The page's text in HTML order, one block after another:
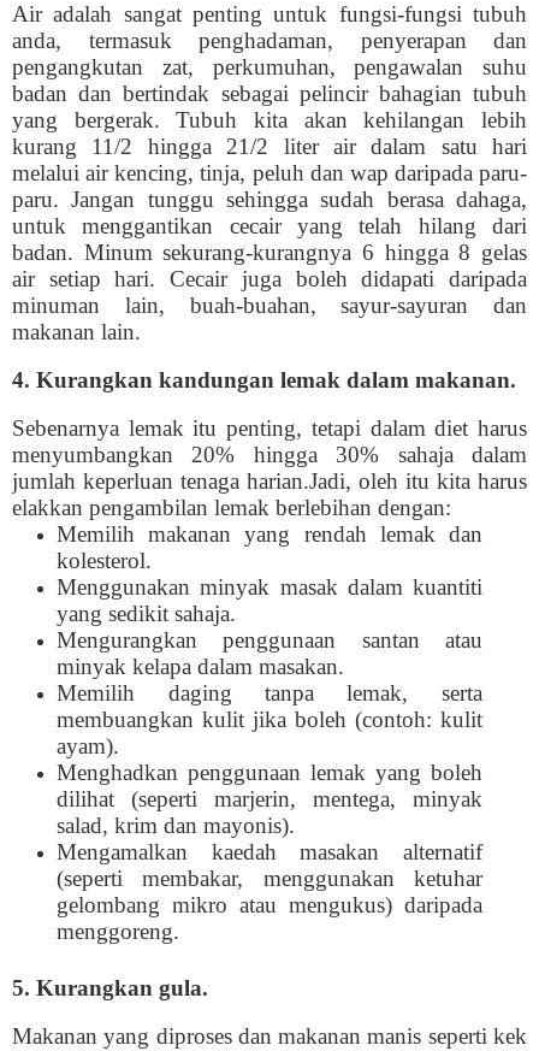
Air adalah sangat penting untuk fungsi-fungsi tubuh
anda, termasuk penghadaman, penyerapan dan
pengangkutan zat, perkumuhan, pengawalan suhu
badan dan bertindak sebagai pelincir bahagian tubuh
yang bergerak. Tubuh kita akan kehilangan lebih
kurang 11/2 hingga 21/2 liter air dalam satu hari
melalui air kencing, tinja, peluh dan wap daripada paru-
paru. Jangan tunggu sehingga sudah berasa dahaga,
untuk menggantikan cecair yang telah hilang dari
badan. Minum sekurang-kurangnya 6 hingga 8 gelas
air setiap hari. Cecair juga boleh didapati daripada
minuman lain, buah-buahan, sayur-sayuran dan
makanan lain.
4. Kurangkan kandungan lemak dalam makanan.
Sebenarnya lemak itu penting, tetapi dalam diet harus
menyumbangkan 20% hingga 30% sahaja dalam
jumlah keperluan tenaga harian.Jadi, oleh itu kita harus
elakkan pengambilan lemak berlebihan dengan:
Memilih makanan yang rendah lemak dan
kolesterol.
Menggunakan minyak masak dalam kuantiti
yang sedikit sahaja.
Mengurangkan penggunaan santan atau
minyak kelapa dalam masakan.
Memilih daging tanpa lemak, serta
membuangkan kulit jika boleh (contoh: kulit
ayam).
Menghadkan penggunaan lemak yang boleh
dilihat (seperti marjerin, mentega, minyak
salad, krim dan mayonis).
Mengamalkan kaedah masakan alternatif
(seperti membakar, menggunakan ketuhar
gelombang mikro atau mengukus) daripada
menggoreng.
5. Kurangkan gula.
Makanan yang diproses dan makanan manis seperti kek